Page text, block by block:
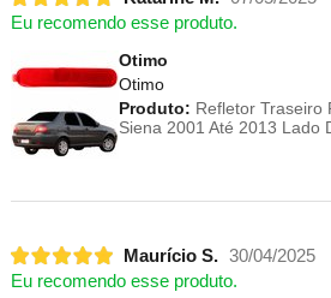
Eu recomendo esse produto.
Otimo
Otimo
Produto: Refletor Traseiro
Siena 2001 Até 2013 Lado
Maurício S. 30/04/2025
Eu recomendo esse produto.